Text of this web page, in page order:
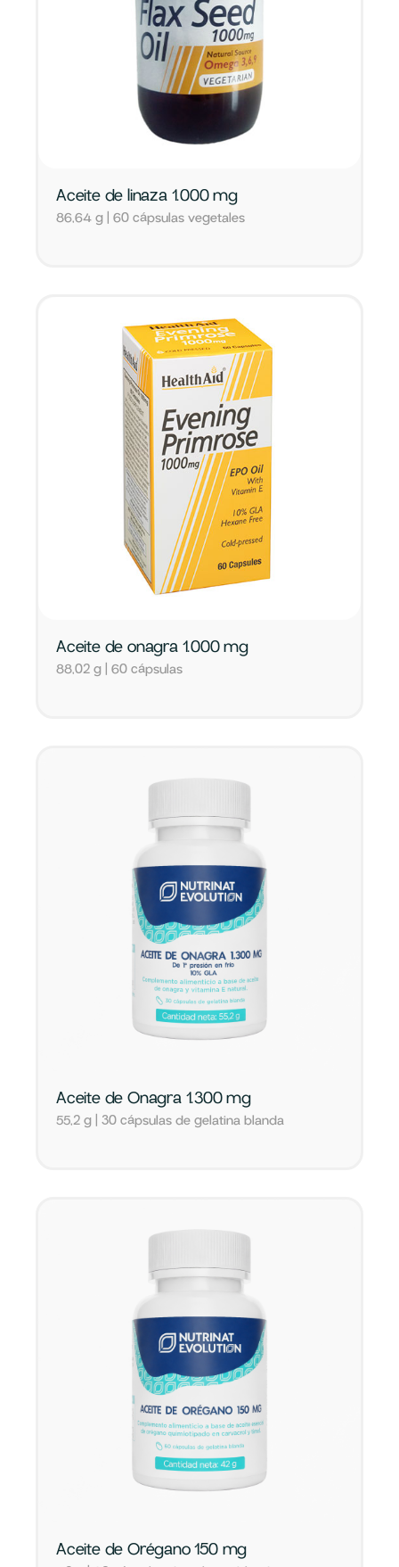
Aceite de linaza 1.000 mg
86,64 g | 60 cápsulas vegetales
Aceite de onagra 1.000 mg
88,02 g | 60 cápsulas
Aceite de Onagra 1.300 mg
55,2 g | 30 cápsulas de gelatina blanda
Aceite de Orégano 150 mg